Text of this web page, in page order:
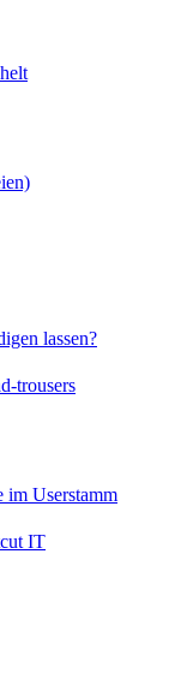
lassen?
trousers
im Userstamm
IT